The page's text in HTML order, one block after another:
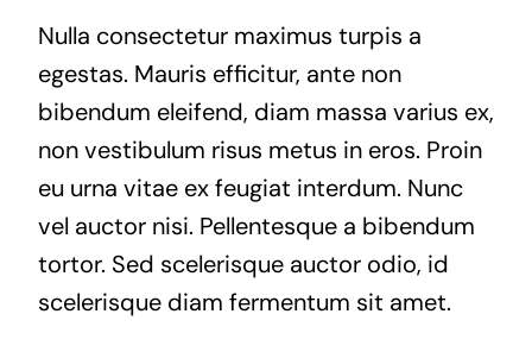
Nulla consectetur maximus turpis a
egestas. Mauris efficitur, ante non
bibendum eleifend, diam massa varius ex,
non vestibulum risus metus in eros. Proin
eu urna vitae ex feugiat interdum. Nunc
vel auctor nisi. Pellentesque a bibendum
tortor. Sed scelerisque auctor odio, id
scelerisque diam fermentum sit amet.